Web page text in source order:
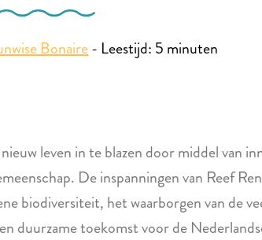
Bonaire- Leestijd: 5 minuten
leven in te blazen door middel van
De inspanningen van Reef
biodiversiteit, het waarborgen van de
duurzame toekomst voor de